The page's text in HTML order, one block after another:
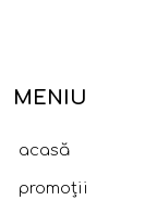
MENIU
acasă
promoții